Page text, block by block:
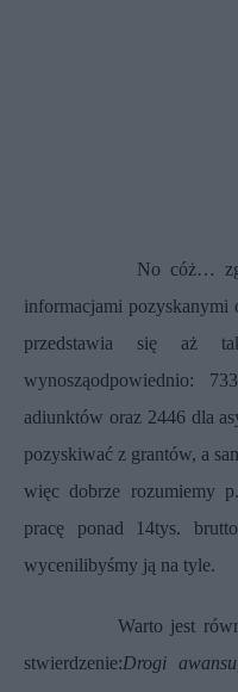
No cóż… zgodnie
informacjami pozyskanymi
przedstawia się aż
wynosząodpowiednio:
adiunktów oraz 2446 dla
pozyskiwać z grantów, a
więc dobrze rozumiemy
pracę ponad 14tys.
wycenilibyśmy ją na
Warto jest również
stwierdzenie:Drogi